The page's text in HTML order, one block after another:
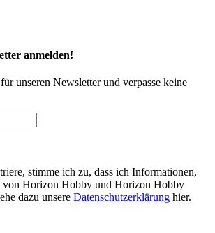
anmelden!
unseren Newsletter und verpasse keine
stimme ich zu, dass ich Informationen,
von Horizon Hobby und Horizon Hobby
dazu unsere Datenschutzerklärung hier.